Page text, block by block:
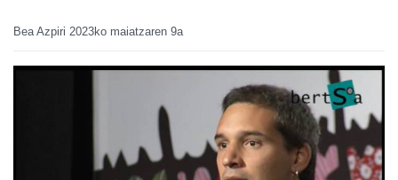
Bea Azpiri 2023ko maiatzaren 9a